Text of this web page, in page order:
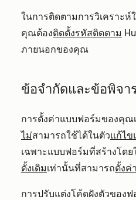
ในการติดตามการวิเคราะ
คุณต้องติดตั้งรหัสติดตาม
ภายนอกของคุณ
ข้อจำกัดและข้อพิจา
การตั้งค่าแบบฟอร์มของคุณ
ไม่สามารถใช้ได้ในตัวแก้ไข
เฉพาะแบบฟอร์มที่สร้างโดย
ดั้งเดิมเท่านั้นที่สามารถตั้งค่
การปรับแต่งโค้ดฝังตัวของ